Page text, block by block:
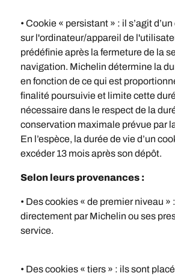
• Cookie « persistant » : il s’agit
sur l'ordinateur/appareil de
prédéfinie après la fermeture de la
navigation. Michelin détermine la
en fonction de ce qui est
finalité poursuivie et limite cette
nécessaire dans le respect de la
conservation maximale prévue par
En l’espèce, la durée de vie d’un
excéder 13 mois après son dépôt.
Selon leurs provenances :
• Des cookies « de premier niveau »
directement par Michelin ou ses
service.
• Des cookies « tiers » : ils sont